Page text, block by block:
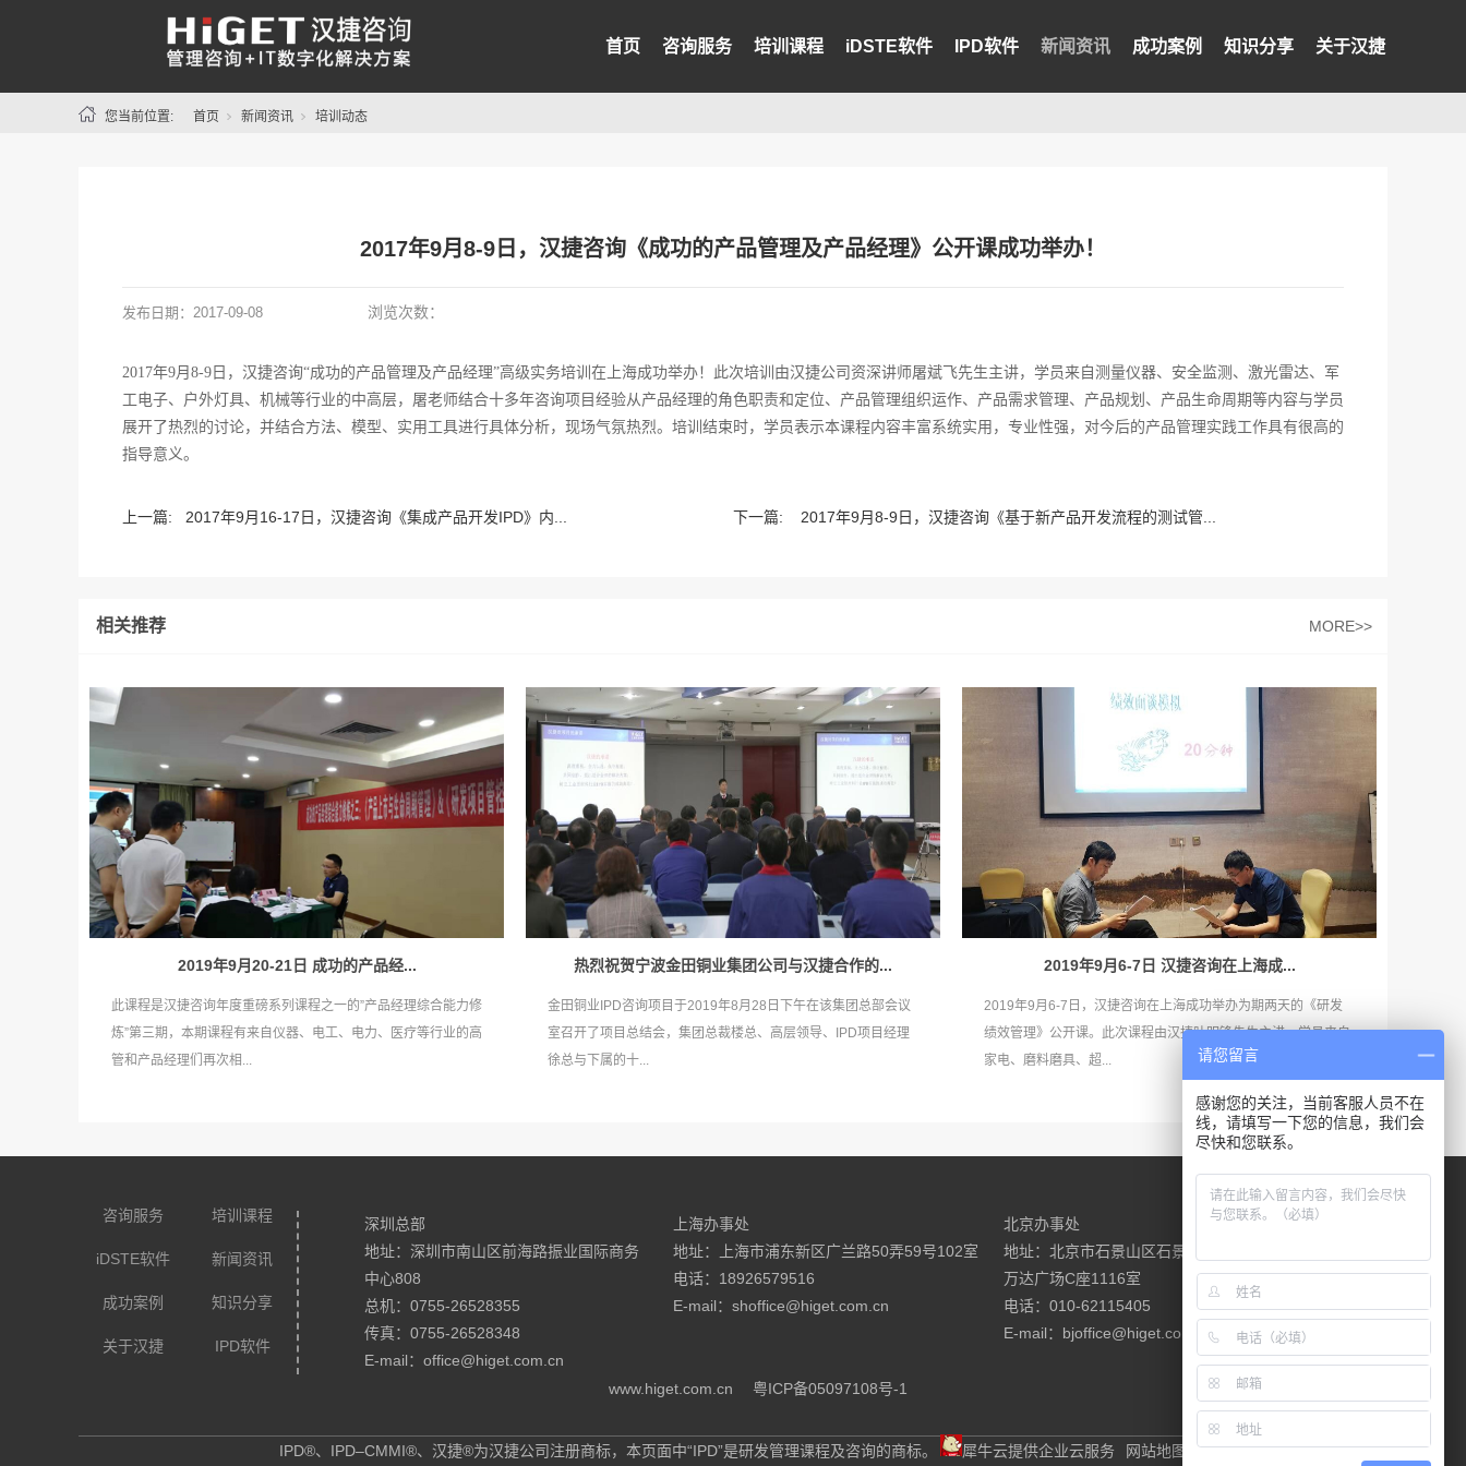
首页 咨询服务 培训课程 iDSTE软件 IPD软件 新闻资讯 成功案例 知识分享 关于汉捷
您当前位置: 首页 新闻资讯 培训动态
2017年9月8-9日，汉捷咨询《成功的产品管理及产品经理》公开课成功举办！
发布日期： 2017-09-08 浏览次数：
2017年9月8-9日，汉捷咨询“成功的产品管理及产品经理”高级实务培训在上海成功举办！此次培训由汉捷公司资深讲师屠斌飞先生主讲，学员来自测量仪器、安全监测、激光雷达、军
工电子、户外灯具、机械等行业的中高层，屠老师结合十多年咨询项目经验从产品经理的角色职责和定位、产品管理组织运作、产品需求管理、产品规划、产品生命周期等内容与学员
展开了热烈的讨论，并结合方法、模型、实用工具进行具体分析，现场气氛热烈。培训结束时，学员表示本课程内容丰富系统实用，专业性强，对今后的产品管理实践工作具有很高的
指导意义。
上一篇: 2017年9月16-17日，汉捷咨询《集成产品开发IPD》内... 下一篇: 2017年9月8-9日，汉捷咨询《基于新产品开发流程的测试管...
相关推荐 MORE>>
2019年9月20-21日 成功的产品经...
此课程是汉捷咨询年度重磅系列课程之一的”产品经理综合能力修
炼”第三期，本期课程有来自仪器、电工、电力、医疗等行业的高
管和产品经理们再次相...
热烈祝贺宁波金田铜业集团公司与汉捷合作的...
金田铜业IPD咨询项目于2019年8月28日下午在该集团总部会议
室召开了项目总结会，集团总裁楼总、高层领导、IPD项目经理
徐总与下属的十...
2019年9月6-7日 汉捷咨询在上海成...
2019年9月6-7日，汉捷咨询在上海成功举办为期两天的《研发
绩效管理》公开课。此次课程由汉捷叶明锋先生主讲，学员来自
家电、磨料磨具、超...
咨询服务 培训课程
iDSTE软件 新闻资讯
成功案例 知识分享
关于汉捷 IPD软件
北京办事处
地址：北京市石景山区石景山路18号
万达广场C座1116室
电话：010-62115405
E-mail：bjoffice@higet.com.cn
深圳总部
地址：深圳市南山区前海路振业国际商务
中心808
总机：0755-26528355
传真：0755-26528348
E-mail：office@higet.com.cn
上海办事处
地址：上海市浦东新区广兰路50弄59号102室
电话：18926579516
E-mail：shoffice@higet.com.cn
请联系我们
www.higet.com.cn 粤ICP备05097108号-1
IPD®、IPD–CMMI®、汉捷®为汉捷公司注册商标，本页面中“IPD”是研发管理课程及咨询的商标。 犀牛云提供企业云服务 网站地图
请您留言
感谢您的关注，当前客服人员不在
线，请填写一下您的信息，我们会
尽快和您联系。